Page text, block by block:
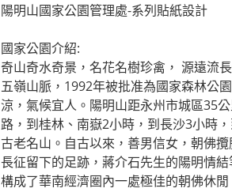
陽明山國家公園管理處-系列貼紙設計
國家公園介紹:
奇山奇水奇景，名花名樹珍禽， 源遠流
五嶺山脈，1992年被批准為國家森林公
涼，氣候宜人。陽明山距永州市城區35
路，到桂林、南嶽2小時，到長沙3小時
古老名山。自古以來，善男信女，朝佛
長征留下的足跡，蔣介石先生的陽明情
構成了華南經濟圈內一處極佳的朝佛休閒